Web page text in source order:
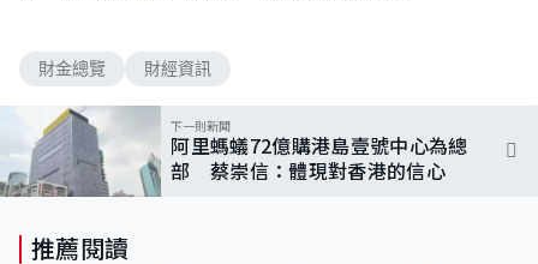
財金總覽 財經資訊
下一則新聞
阿里螞蟻72億購港島壹號中心為總
部 蔡崇信：體現對香港的信心
推薦閱讀